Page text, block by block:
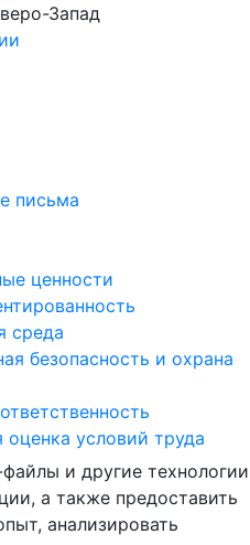
Запад
письма
ценности
среда
безопасность и охрана
оценка условий труда
и другие
а также предоставить
анализировать